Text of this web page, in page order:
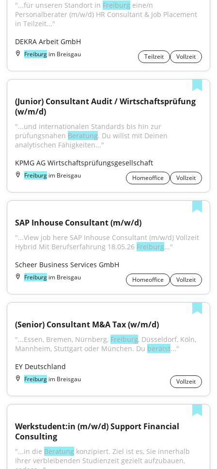
"...für unseren Standort in Freiburg eine/n
Personalberater (m/w/d) HR Consultant & Job Placement
in Teilzeit..."
DEKRA Arbeit GmbH
Freiburg im Breisgau Teilzeit Vollzeit
(Junior) Consultant Audit / Wirtschaftsprüfung
(w/m/d)
"...und internationalen Standards bis hin zur
prüfungsnahen Beratung. Du willst mit Deinen
analytischen Fähigkeiten..."
KPMG AG Wirtschaftsprüfungsgesellschaft
Freiburg im Breisgau Homeoffice Vollzeit
SAP Inhouse Consultant (m/w/d)
"...View job here SAP Inhouse Consultant (m/w/d) Vollzeit
Hybrid Mit Berufserfahrung 18.05.26 Freiburg..."
Scheer Business Services GmbH
Freiburg im Breisgau Homeoffice Vollzeit
(Senior) Consultant M&A Tax (w/m/d)
"...Essen, Bremen, Nürnberg, Freiburg, Düsseldorf, Köln,
Mannheim, Stuttgart oder München. Du berätst..."
EY Deutschland
Freiburg im Breisgau Vollzeit
Werkstudent:in (m/w/d) Support Financial
Consulting
"...in die Beratung konzipiert. Ziel ist es, Sie innerhalb
Ihrer verbleibenden Studienzeit gezielt aufzubauen,